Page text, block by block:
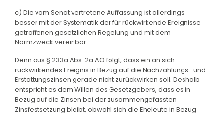
c) Die vom Senat vertretene Auffassung ist allerdings
besser mit der Systematik der für rückwirkende Ereignisse
getroffenen gesetzlichen Regelung und mit dem
Normzweck vereinbar.
Denn aus § 233a Abs. 2a AO folgt, dass ein an sich
rückwirkendes Ereignis in Bezug auf die Nachzahlungs- und
Erstattungszinsen gerade nicht zurückwirken soll. Deshalb
entspricht es dem Willen des Gesetzgebers, dass es in
Bezug auf die Zinsen bei der zusammengefassten
Zinsfestsetzung bleibt, obwohl sich die Eheleute in Bezug